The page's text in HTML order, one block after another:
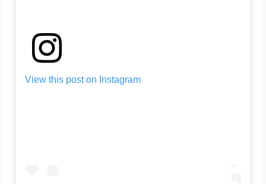
View this post on Instagram